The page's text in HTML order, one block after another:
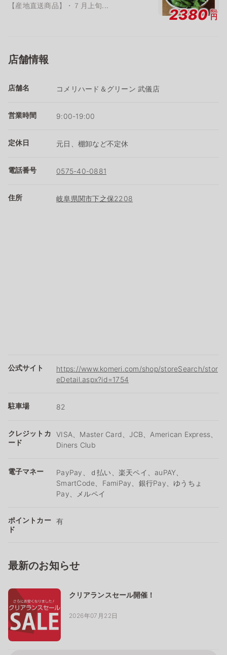
【産地直送商品】・７月上旬...
2380 税込
円
店舗情報
店舗名 コメリハード＆グリーン 武儀店
営業時間 9:00-19:00
定休日 元日、棚卸など不定休
電話番号 0575-40-0881
住所 岐阜県関市下之保2208
公式サイト
https://www.komeri.com/shop/storeSearch/stor
eDetail.aspx?id=1754
駐車場 82
クレジットカ
ード
VISA、Master Card、JCB、American Express、
Diners Club
電子マネー
PayPay、ｄ払い、楽天ペイ、auPAY、
SmartCode、FamiPay、銀行Pay、ゆうちょ
Pay、メルペイ
ポイントカー
ド
有
最新のお知らせ
クリアランスセール開催！
2026年07月22日